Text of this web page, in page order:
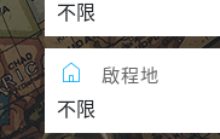
自行車
團體旅遊
啟程地